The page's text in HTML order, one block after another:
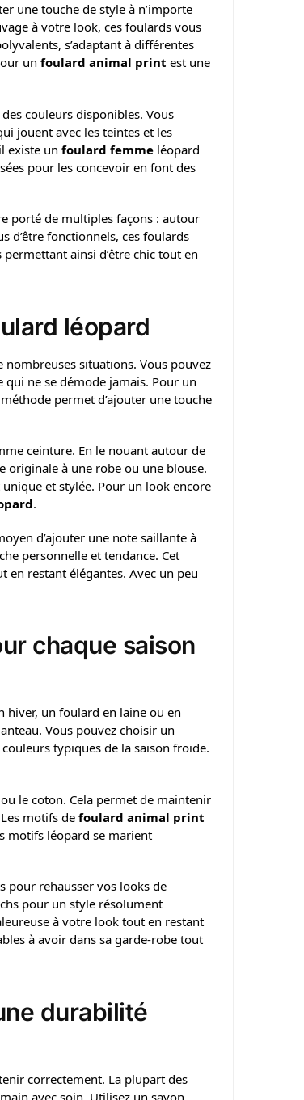
une touche de style à n’importe
à votre look, ces foulards vous
s’adaptant à différentes
un foulard animal print est une
couleurs disponibles. Vous
jouent avec les teintes et les
existe un foulard femmeléopard
pour les concevoir en font des
porté de multiples façons : autour
d’être fonctionnels, ces foulards
ainsi d’être chic tout en
léopard
nombreuses situations. Vous pouvez
ne se démode jamais. Pour un
permet d’ajouter une touche
ceinture. En le nouant autour de
originale à une robe ou une blouse.
et stylée. Pour un look encore
.
d’ajouter une note saillante à
personnelle et tendance. Cet
en restant élégantes. Avec un peu
chaque saison
hiver, un foulard en laine ou en
Vous pouvez choisir un
typiques de la saison froide.
le coton. Cela permet de maintenir
motifs de foulard animal print
motifs léopard se marient
pour rehausser vos looks de
pour un style résolument
à votre look tout en restant
à avoir dans sa garde-robe tout
durabilité
correctement. La plupart des
avec soin. Utilisez un savon